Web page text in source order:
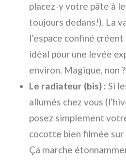
placez-y votre pâte à
toujours dedans!). La
l’espace confiné
idéal pour une levée
environ. Magique, non ?
Le radiateur (bis) : Si
allumés chez vous
posez simplement
cocotte bien filmée sur
Ça marche